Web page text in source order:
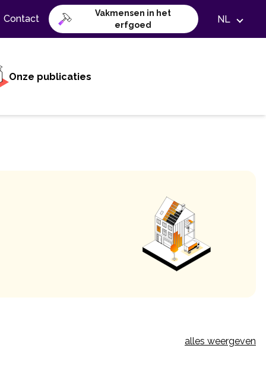
Contact
Vakmensen in het
erfgoed
NL
Onze publicaties
alles weergeven